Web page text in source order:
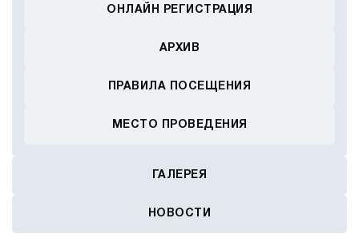
ОНЛАЙН РЕГИСТРАЦИЯ
АРХИВ
ПРАВИЛА ПОСЕЩЕНИЯ
МЕСТО ПРОВЕДЕНИЯ
ГАЛЕРЕЯ
НОВОСТИ